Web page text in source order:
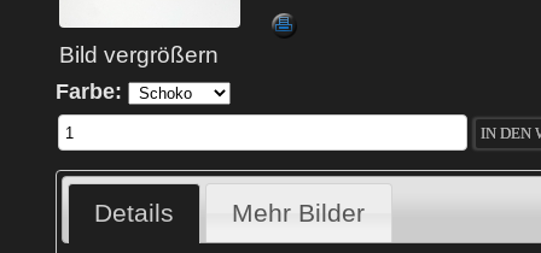
Bild vergrößern
Farbe:
Details Mehr Bilder